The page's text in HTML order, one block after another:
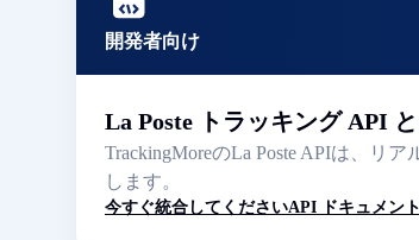
開発者向け
La Poste トラッキング API
TrackingMoreのLa Poste APIは、リ
します。
今すぐ統合してくださいAPI ドキュメン